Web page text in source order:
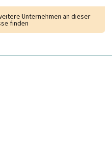
Unternehmen an dieser
finden